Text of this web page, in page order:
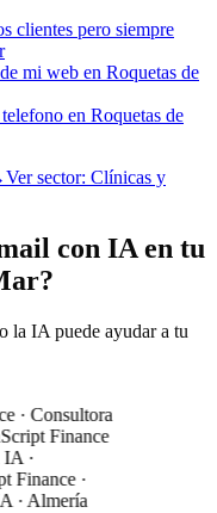
clientes pero siempre
mi web en Roquetas de
en Roquetas de
Ver sector: Clínicas y
con IA en tu
la IA puede ayudar a tu
· Consultora
Finance
·
Finance ·
· Almería